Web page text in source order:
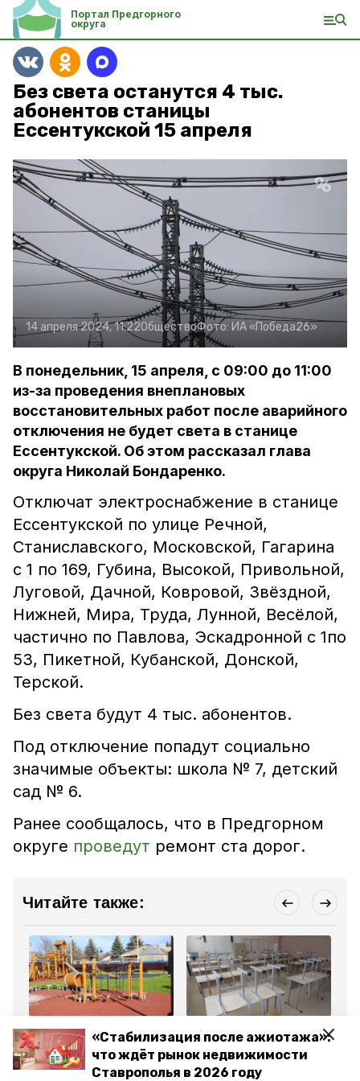
«Стабилизация после ажиотажа»:
что ждёт рынок недвижимости
Ставрополья в 2026 году
Портал Предгорного
округа
Без света останутся 4 тыс.
абонентов станицы
Ессентукской 15 апреля
14 апреля 2024, 11:22ОбществоФото: ИА «Победа26»
В понедельник, 15 апреля, с 09:00 до 11:00
из-за проведения внеплановых
восстановительных работ после аварийного
отключения не будет света в станице
Ессентукской. Об этом рассказал глава
округа Николай Бондаренко.
Отключат электроснабжение в станице
Ессентукской по улице Речной,
Станиславского, Московской, Гагарина
с 1 по 169, Губина, Высокой, Привольной,
Луговой, Дачной, Ковровой, Звёздной,
Нижней, Мира, Труда, Лунной, Весёлой,
частично по Павлова, Эскадронной с 1по
53, Пикетной, Кубанской, Донской,
Терской.
Без света будут 4 тыс. абонентов.
Под отключение попадут социально
значимые объекты: школа № 7, детский
сад № 6.
Ранее сообщалось, что в Предгорном
округе проведут ремонт ста дорог.
Читайте также:
11 апреля 2024, 16:27
Жители Предгорья
выбирают объект для
благоустройства по
11 апреля 2024, 14:09
Информация о
капремонте школ
Предгорья в 2025 году